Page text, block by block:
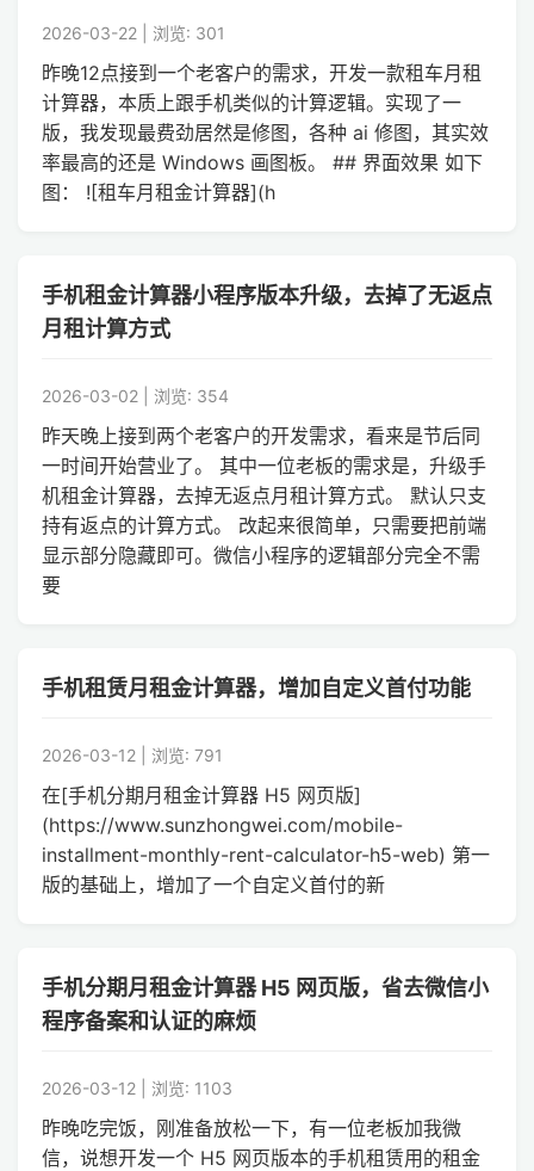
2026-03-22 | 浏览: 301
昨晚12点接到一个老客户的需求，开发一款租车月租
计算器，本质上跟手机类似的计算逻辑。实现了一
版，我发现最费劲居然是修图，各种 ai 修图，其实效
率最高的还是 Windows 画图板。 ## 界面效果 如下
图： ![租车月租金计算器](h
手机租金计算器小程序版本升级，去掉了无返点
月租计算方式
2026-03-02 | 浏览: 354
昨天晚上接到两个老客户的开发需求，看来是节后同
一时间开始营业了。 其中一位老板的需求是，升级手
机租金计算器，去掉无返点月租计算方式。 默认只支
持有返点的计算方式。 改起来很简单，只需要把前端
显示部分隐藏即可。微信小程序的逻辑部分完全不需
要
手机租赁月租金计算器，增加自定义首付功能
2026-03-12 | 浏览: 791
在[手机分期月租金计算器 H5 网页版]
(https://www.sunzhongwei.com/mobile-
installment-monthly-rent-calculator-h5-web) 第一
版的基础上，增加了一个自定义首付的新
手机分期月租金计算器 H5 网页版，省去微信小
程序备案和认证的麻烦
2026-03-12 | 浏览: 1103
昨晚吃完饭，刚准备放松一下，有一位老板加我微
信，说想开发一个 H5 网页版本的手机租赁用的租金